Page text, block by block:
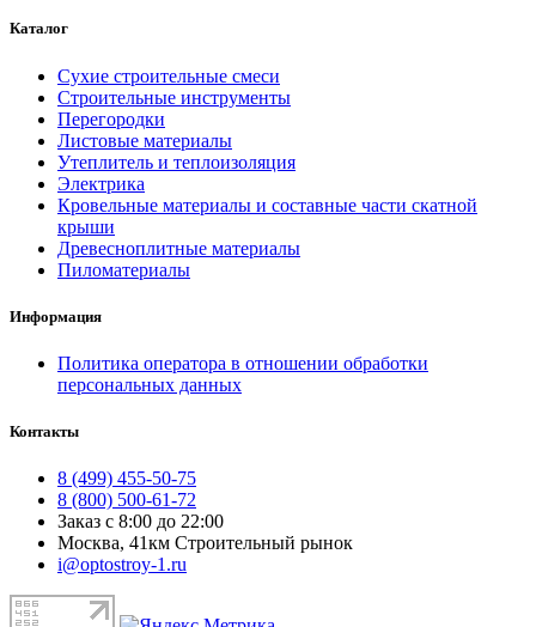
Каталог
Сухие строительные смеси
Строительные инструменты
Перегородки
Листовые материалы
Утеплитель и теплоизоляция
Электрика
Кровельные материалы и составные части скатной
крыши
Древесноплитные материалы
Пиломатериалы
Информация
Политика оператора в отношении обработки
персональных данных
Контакты
8 (499) 455-50-75
8 (800) 500-61-72
Заказ с 8:00 до 22:00
Москва, 41км Строительный рынок
i@optostroy-1.ru